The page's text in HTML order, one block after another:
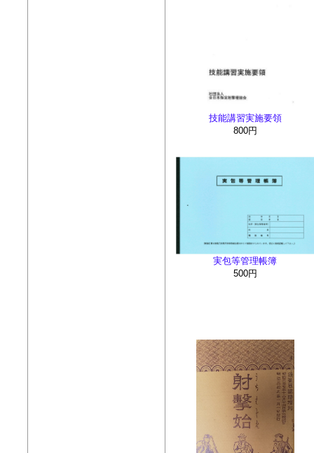
技能講習実施要領
800円
実包等管理帳簿
500円